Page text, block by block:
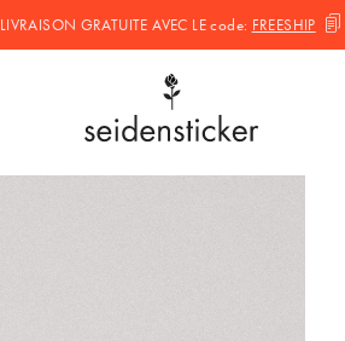
LIVRAISON GRATUITE AVEC LEcode: FREESHIP